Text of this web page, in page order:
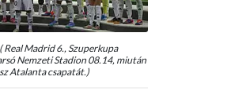
Real Madrid 6., Szuperkupa
Nemzeti Stadion 08.14, miután
Atalanta csapatát.)